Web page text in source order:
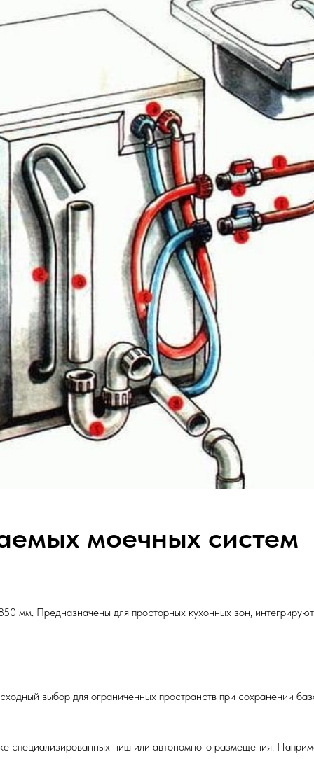
моечных систем
мм. Предназначены для просторных кухонных зон,
выбор для ограниченных пространств при сохранении
специализированных ниш или автономного размещения.